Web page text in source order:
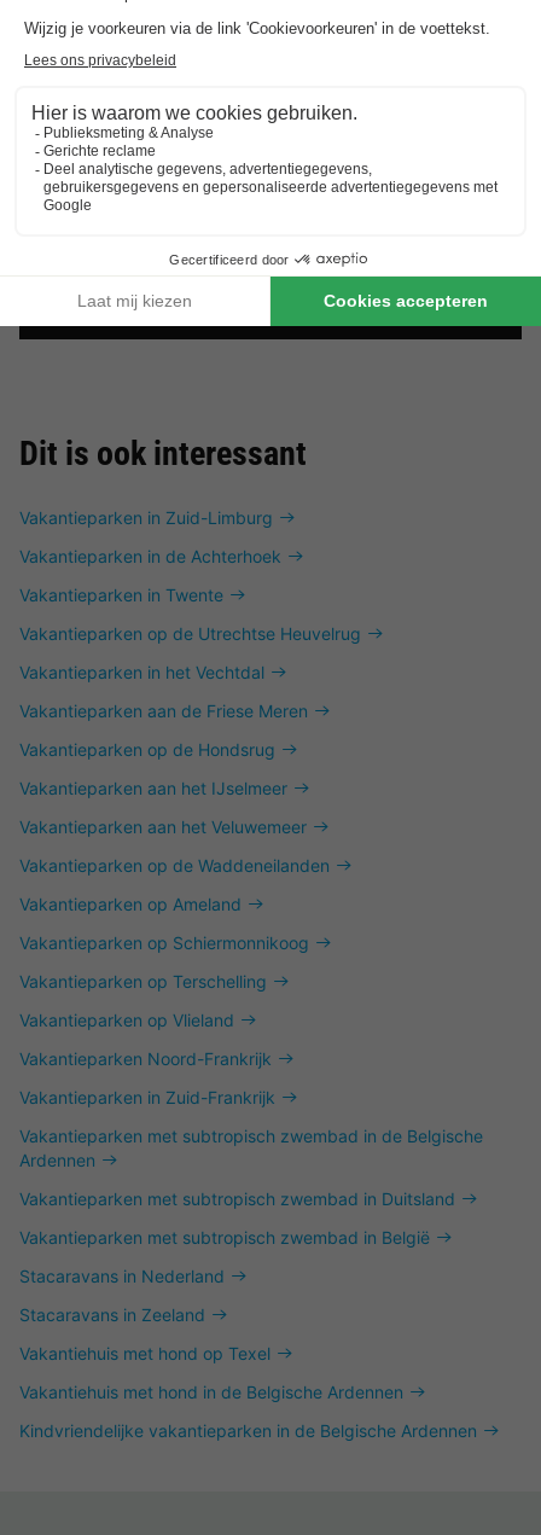
Landal Travemünde
Sleeswijk-holstein,Travemunde
8.1 Zeer goed
APPARTEMENT 4
nachten, Vanaf
€ 139
Dit is ook interessant
Vakantieparken in Zuid-Limburg
Vakantieparken in de Achterhoek
Vakantieparken in Twente
Vakantieparken op de Utrechtse Heuvelrug
Vakantieparken in het Vechtdal
Vakantieparken aan de Friese Meren
Vakantieparken op de Hondsrug
Vakantieparken aan het IJselmeer
Vakantieparken aan het Veluwemeer
Vakantieparken op de Waddeneilanden
Vakantieparken op Ameland
Vakantieparken op Schiermonnikoog
Vakantieparken op Terschelling
Vakantieparken op Vlieland
Vakantieparken Noord-Frankrijk
Vakantieparken in Zuid-Frankrijk
Vakantieparken met subtropisch zwembad in de Belgische
Ardennen
Vakantieparken met subtropisch zwembad in Duitsland
Vakantieparken met subtropisch zwembad in België
Stacaravans in Nederland
Stacaravans in Zeeland
Vakantiehuis met hond op Texel
Vakantiehuis met hond in de Belgische Ardennen
Kindvriendelijke vakantieparken in de Belgische Ardennen